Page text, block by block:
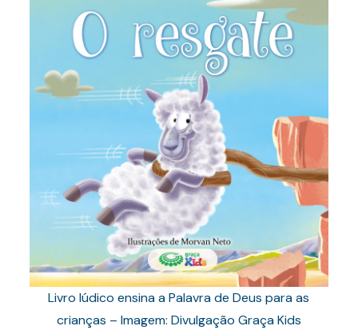
Livro lúdico ensina a Palavra de Deus para as
crianças – Imagem: Divulgação Graça Kids